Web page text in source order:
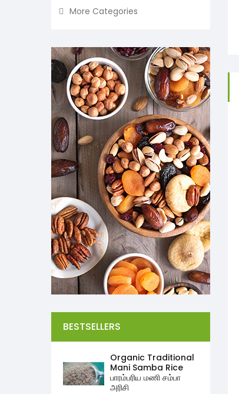
More Categories
BESTSELLERS
Organic Traditional
Mani Samba Rice
பாரம்பரிய மணி சம்பா
அரிசி